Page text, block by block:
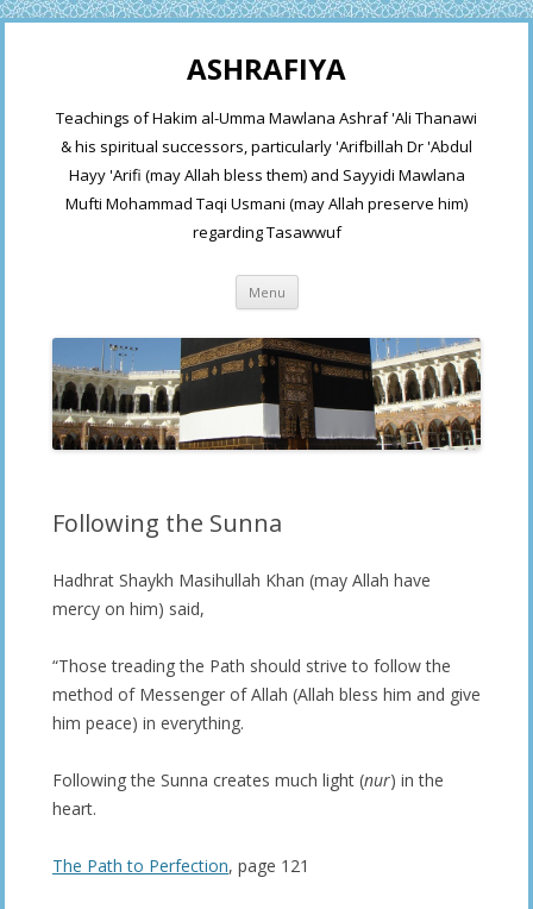
ASHRAFIYA
Teachings of Hakim al-Umma Mawlana Ashraf 'Ali Thanawi
& his spiritual successors, particularly 'Arifbillah Dr 'Abdul
Hayy 'Arifi (may Allah bless them) and Sayyidi Mawlana
Mufti Mohammad Taqi Usmani (may Allah preserve him)
regarding Tasawwuf
Menu Skip
content
Following the Sunna
Hadhrat Shaykh Masihullah Khan (may Allah have
mercy on him) said,
“Those treading the Path should strive to follow the
method of Messenger of Allah (Allah bless him and give
him peace) in everything.
Following the Sunna creates much light (nur) in the
heart.
The Path to Perfection, page 121